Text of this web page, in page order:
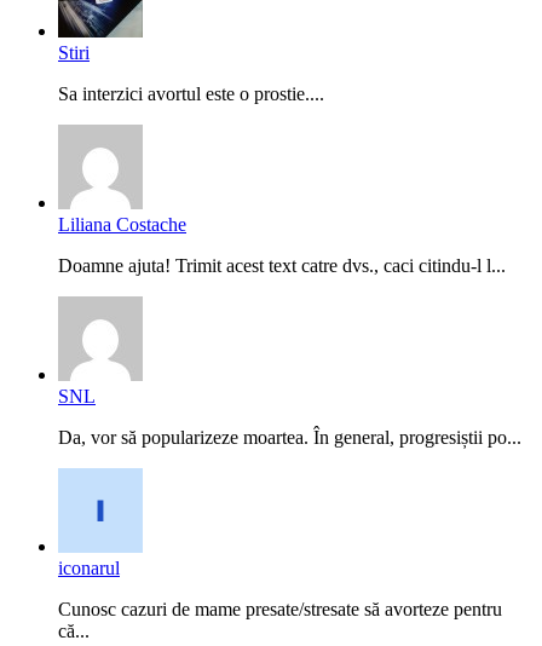
Stiri
Sa interzici avortul este o prostie....
Liliana Costache
Doamne ajuta! Trimit acest text catre dvs., caci citindu-l l...
SNL
Da, vor să popularizeze moartea. În general, progresiștii po...
iconarul
Cunosc cazuri de mame presate/stresate să avorteze pentru
că...